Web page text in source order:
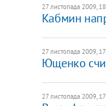
27 листопада 2009,
Кабмин
27 листопада 2009,
Ющенко
27 листопада 2009,